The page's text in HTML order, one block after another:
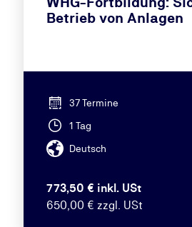
Betrieb von Anlagen
37 Termine
1 Tag
Deutsch
773,50 € inkl. USt
650,00 € zzgl. USt